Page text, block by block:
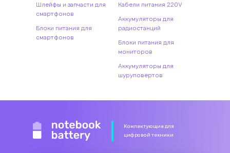
Шлейфы и запчасти для
смартфонов
Блоки питания для
смартфонов
Кабели питания 220V
Аккумуляторы для
радиостанций
Блоки питания для
мониторов
Аккумуляторы для
шуруповертов
Комлектующие для
цифровой техники